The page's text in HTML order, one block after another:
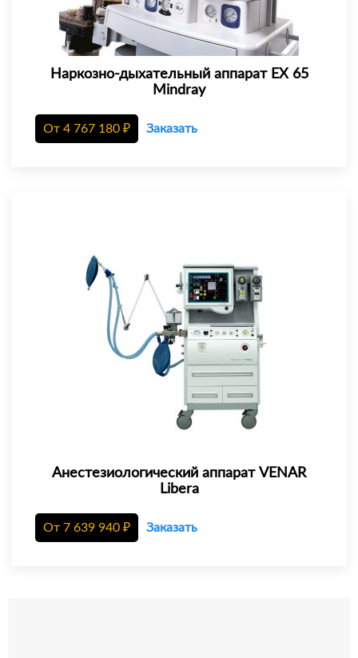
Наркозно-дыхательный аппарат EX 65
Mindray
От 4 767 180 ₽ Заказать
Анестезиологический аппарат VENAR
Libera
От 7 639 940 ₽ Заказать